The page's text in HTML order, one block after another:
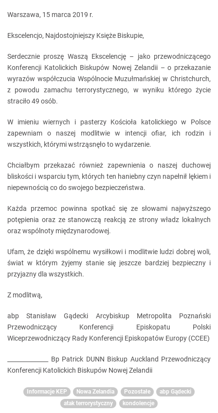
Warszawa, 15 marca 2019 r.
Ekscelencjo, Najdostojniejszy Księże Biskupie,
Serdecznie proszę Waszą Ekscelencję – jako przewodniczącego
Konferencji Katolickich Biskupów Nowej Zelandii – o przekazanie
wyrazów współczucia Wspólnocie Muzułmańskiej w Christchurch,
z powodu zamachu terrorystycznego, w wyniku którego życie
straciło 49 osób.
W imieniu wiernych i pasterzy Kościoła katolickiego w Polsce
zapewniam o naszej modlitwie w intencji ofiar, ich rodzin i
wszystkich, którymi wstrząsnęło to wydarzenie.
Chciałbym przekazać również zapewnienia o naszej duchowej
bliskości i wsparciu tym, których ten haniebny czyn napełnił lękiem i
niepewnością co do swojego bezpieczeństwa.
Każda przemoc powinna spotkać się ze słowami najwyższego
potępienia oraz ze stanowczą reakcją ze strony władz lokalnych
oraz wspólnoty międzynarodowej.
Ufam, że dzięki wspólnemu wysiłkowi i modlitwie ludzi dobrej woli,
świat w którym żyjemy stanie się jeszcze bardziej bezpieczny i
przyjazny dla wszystkich.
Z modlitwą,
abp Stanisław Gądecki Arcybiskup Metropolita Poznański
Przewodniczący Konferencji Episkopatu Polski
Wiceprzewodniczący Rady Konferencji Episkopatów Europy (CCEE)
______________ Bp Patrick DUNN Biskup Auckland Przewodniczący
Konferencji Katolickich Biskupów Nowej Zelandii
Informacje KEP Nowa Zelandia Pozostałe
abp Gądecki
atak terrorystyczny
kondolencje